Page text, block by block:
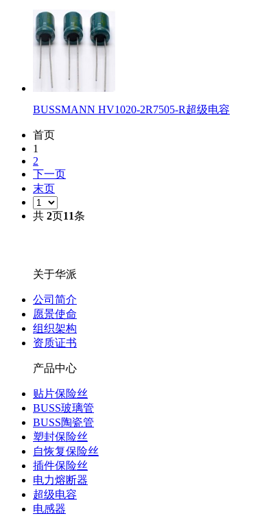
BUSSMANN HV1020-2R7505-R超级电容
首页
1
2
下一页
末页
共 2页11条
关于华派
公司简介
愿景使命
组织架构
资质证书
产品中心
贴片保险丝
BUSS玻璃管
BUSS陶瓷管
塑封保险丝
自恢复保险丝
插件保险丝
电力熔断器
超级电容
电感器